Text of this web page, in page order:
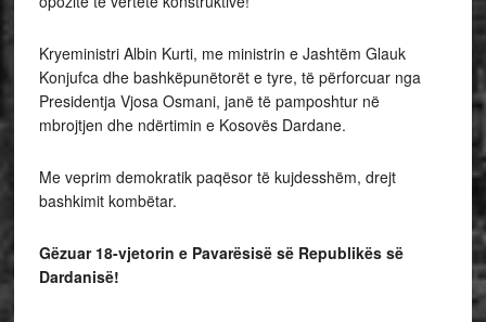
Kryeministri Albin Kurti, me ministrin e Jashtëm Glauk
Konjufca dhe bashkëpunëtorët e tyre, të përforcuar nga
Presidentja Vjosa Osmani, janë të pamposhtur në
mbrojtjen dhe ndërtimin e Kosovës Dardane.
Me veprim demokratik paqësor të kujdesshëm, drejt
bashkimit kombëtar.
Gëzuar 18-vjetorin e Pavarësisë së Republikës së
Dardanisë!